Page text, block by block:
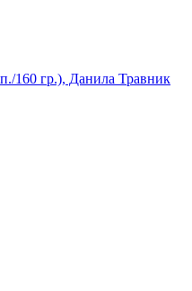
160 гр.), Данила Травник